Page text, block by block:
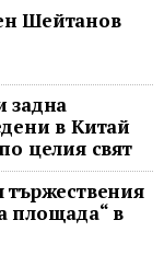
Шейтанов
задна
в Китай
целия свят
тържествения
площада“ в